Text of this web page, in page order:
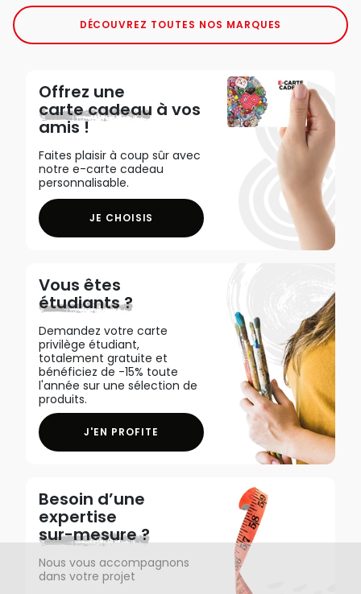
DÉCOUVREZ TOUTES NOS MARQUES
Offrez une
carte cadeau à vos
amis !
Faites plaisir à coup sûr avec
notre e-carte cadeau
personnalisable.
JE CHOISIS
Vous êtes
étudiants ?
Demandez votre carte
privilège étudiant,
totalement gratuite et
bénéficiez de -15% toute
l'année sur une sélection de
produits.
J'EN PROFITE
Besoin d’une
expertise
sur-mesure ?
Nous vous accompagnons
dans votre projet